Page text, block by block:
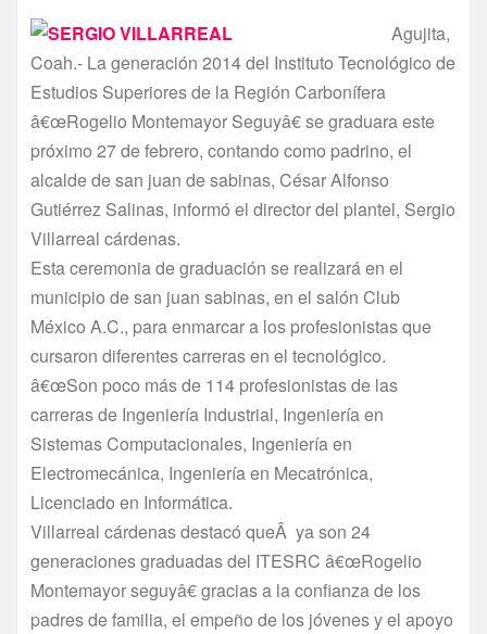
Agujita,
Coah.- La generación 2014 del Instituto Tecnológico de
Estudios Superiores de la Región Carboní­fera
â€œRogelio Montemayor Seguyâ€ se graduara este
próximo 27 de febrero, contando como padrino, el
alcalde de san juan de sabinas, César Alfonso
Gutiérrez Salinas, informó el director del plantel, Sergio
Villarreal cárdenas.
Esta ceremonia de graduación se realizará en el
municipio de san juan sabinas, en el salón Club
México A.C., para enmarcar a los profesionistas que
cursaron diferentes carreras en el tecnológico.
â€œSon poco más de 114 profesionistas de las
carreras de Ingenierí­a Industrial, Ingenierí­a en
Sistemas Computacionales, Ingenierí­a en
Electromecánica, Ingenierí­a en Mecatrónica,
Licenciado en Informática.
Villarreal cárdenas destacó queÂ ya son 24
generaciones graduadas del ITESRC â€œRogelio
Montemayor seguyâ€ gracias a la confianza de los
padres de familia, el empeño de los jóvenes y el apoyo